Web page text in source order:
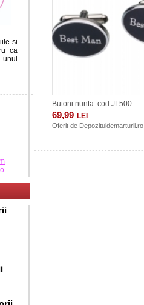
si
ca
Butoni nunta. cod JL500
69,99 LEI
Oferit de Depozituldemarturii.ro